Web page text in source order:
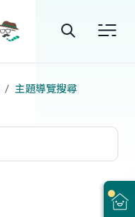
站
尋
主題導覽搜尋